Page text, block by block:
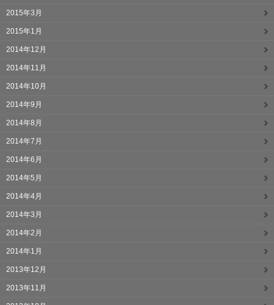
2015年3月
2015年1月
2014年12月
2014年11月
2014年10月
2014年9月
2014年8月
2014年7月
2014年6月
2014年5月
2014年4月
2014年3月
2014年2月
2014年1月
2013年12月
2013年11月